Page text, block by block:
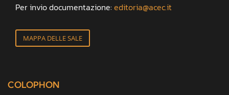
Per invio documentazione: editoria@acec.it
MAPPA DELLE SALE
COLOPHON